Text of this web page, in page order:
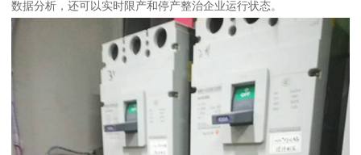
数据分析，还可以实时限产和停产整治企业运行状态。